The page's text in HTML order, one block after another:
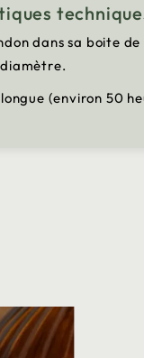
dans sa boite
(environ 50